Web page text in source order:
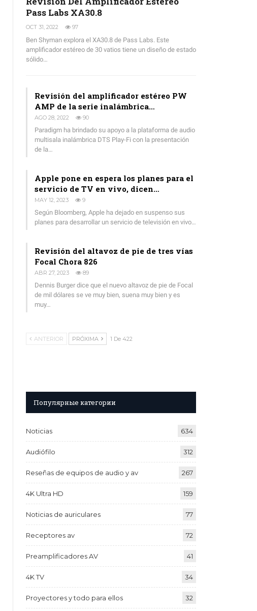
Pass Labs XA30.8
OCT 31, 2022 97
Ben Shyman explora el XA30.8 de Pass Labs. Este
amplificador estéreo de 30 vatios tiene un diseño de estado
sólido…
Revisión del amplificador estéreo PW
AMP de la serie inalámbrica…
AGO 28, 2022 90
Paradigm ha brindado su apoyo a la plataforma de audio
multisala inalámbrica DTS Play-Fi con la presentación
de la…
Apple pone en espera los planes para el
servicio de TV en vivo, dicen…
MAY 12, 2023 9
Según Bloomberg, Apple ha dejado en suspenso sus
planes para desarrollar un servicio de televisión en vivo…
Revisión del altavoz de pie de tres vías
Focal Chora 826
ABR 27, 2023 89
Dennis Burger dice que el nuevo altavoz de pie de Focal
de mil dólares se ve muy bien, suena muy bien y es
muy…
ANTERIOR PRÓXIMA 1 De 422
Популярные категории
Noticias 634
Audiófilo 312
Reseñas de equipos de audio y av 267
4K Ultra HD 159
Noticias de auriculares 77
Receptores av 72
Preamplificadores AV 41
4K TV 34
Proyectores y todo para ellos 32